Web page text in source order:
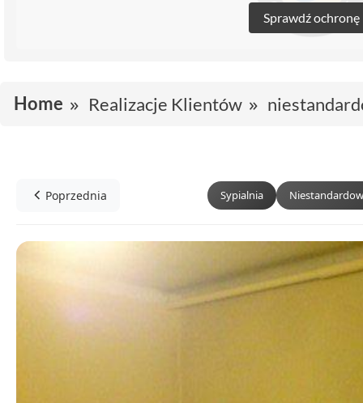
Sprawdź ochronę
Home Realizacje Klientów
Poprzednia Sypialnia